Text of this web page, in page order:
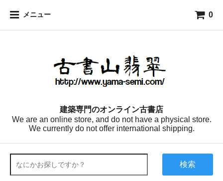
メニュー 0
建築専門のオンライン古書店
We are an online store, and do not have a physical store.
We currently do not offer international shipping.
検索